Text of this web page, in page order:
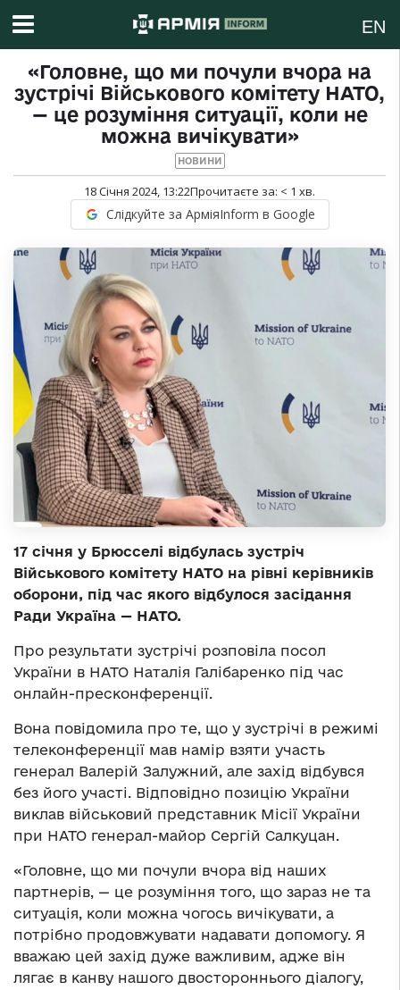
EN
«Головне, що ми почули вчора на
зустрічі Військового комітету НАТО,
— це розуміння ситуації, коли не
можна вичікувати»
НОВИНИ
18 Січня 2024, 13:22Прочитаєте за: < 1 хв.
Слідкуйте за АрміяInform в Google
17 січня у Брюсселі відбулась зустріч
Військового комітету НАТО на рівні керівників
оборони, під час якого відбулося засідання
Ради Україна — НАТО.
Про результати зустрічі розповіла посол
України в НАТО Наталія Галібаренко під час
онлайн-пресконференції.
Вона повідомила про те, що у зустрічі в режимі
телеконференції мав намір взяти участь
генерал Валерій Залужний, але захід відбувся
без його участі. Відповідно позицію України
виклав військовий представник Місії України
при НАТО генерал-майор Сергій Салкуцан.
«Головне, що ми почули вчора від наших
партнерів, — це розуміння того, що зараз не та
ситуація, коли можна чогось вичікувати, а
потрібно продовжувати надавати допомогу. Я
вважаю цей захід дуже важливим, адже він
лягає в канву нашого двостороннього діалогу,